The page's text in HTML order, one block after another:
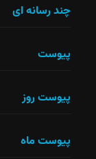
نباید
شود.
چند رسانه ای
پیوست
پیوست روز
پیوست ماه